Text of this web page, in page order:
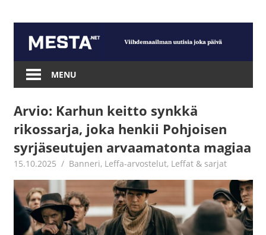
content
Mesta.net
MENU
Arvio: Karhun keitto synkkä
rikossarja, joka henkii Pohjoisen
syrjäseutujen arvaamatonta magiaa
15.10.2025 Juha Kaunisto
Banneri, Leffa-arvostelut, Leffat & sarjat